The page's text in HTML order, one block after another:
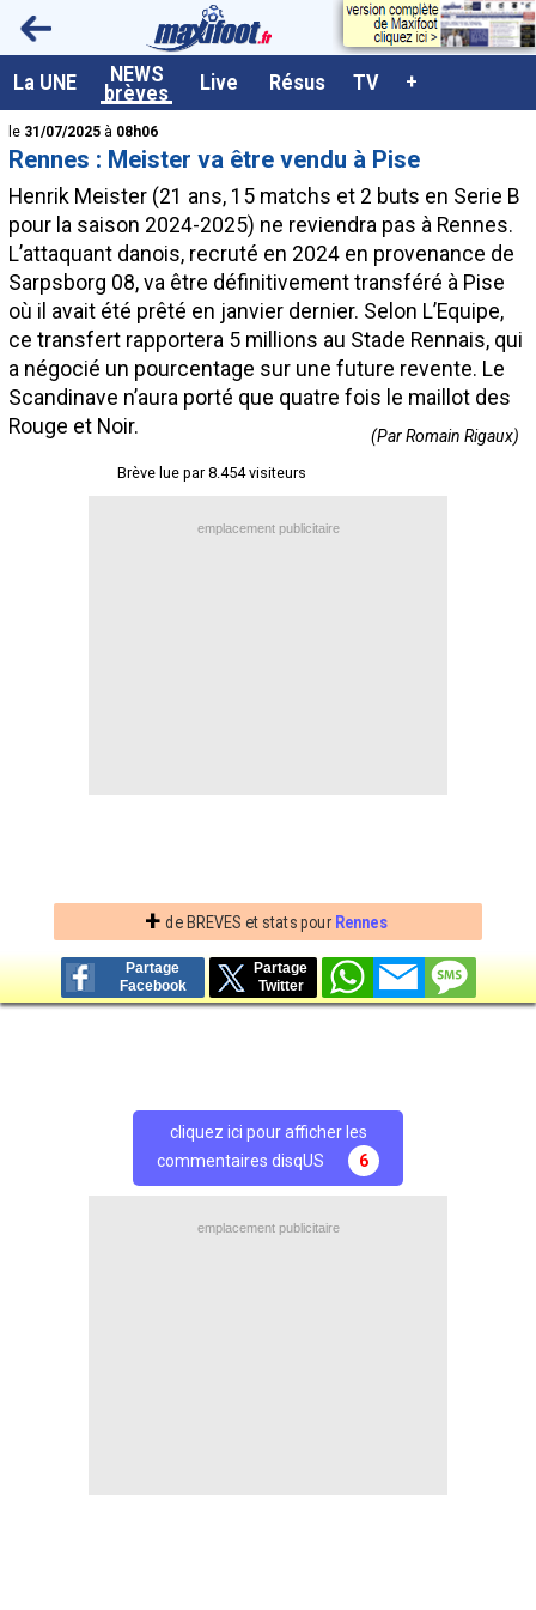
La UNE NEWS
brèves Live Résus TV +
<
le 31/07/2025 à 08h06
Rennes : Meister va être vendu à Pise
Henrik Meister (21 ans, 15 matchs et 2 buts en Serie B
pour la saison 2024-2025) ne reviendra pas à Rennes.
L’attaquant danois, recruté en 2024 en provenance de
Sarpsborg 08, va être définitivement transféré à Pise
où il avait été prêté en janvier dernier. Selon L’Equipe,
ce transfert rapportera 5 millions au Stade Rennais, qui
a négocié un pourcentage sur une future revente. Le
Scandinave n’aura porté que quatre fois le maillot des
Rouge et Noir.
(Par Romain Rigaux)
Brève lue par 8.454 visiteurs
emplacement publicitaire
+ de BREVES et stats pour Rennes
Partage
Facebook
Partage
Twitter
cliquez ici pour afficher les
commentaires disqUS
6
emplacement publicitaire
A la UNE
Dernières brèves
Live / Matchs en direct
Résultats et Classements
Class. buteurs européens
Programme TV foot
Vidéos
Sondages
Tableau transferts L1
Taille de la police